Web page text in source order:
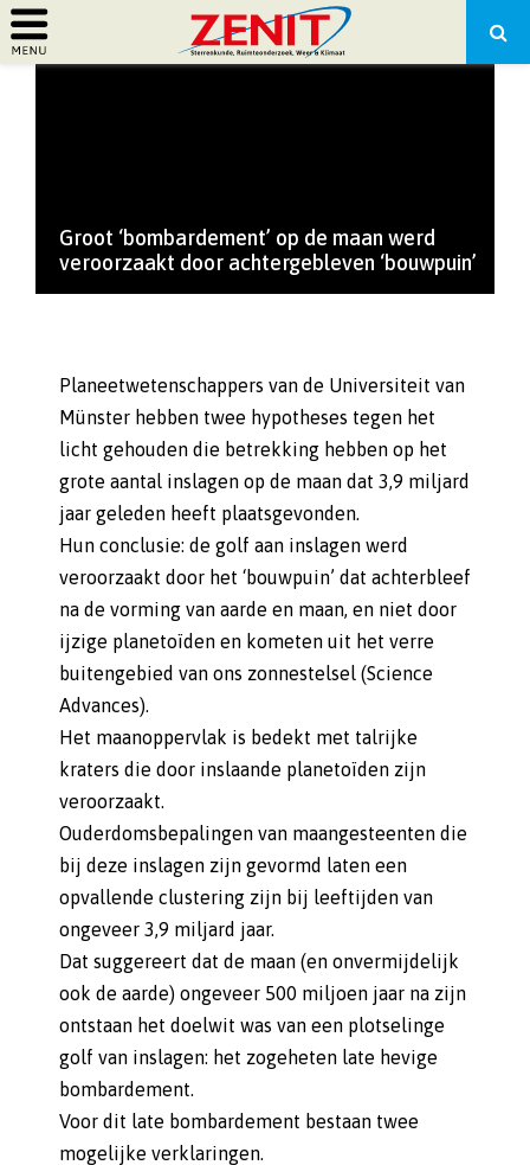
PRIMARY
Groot ‘bombardement’ op de maan werd
veroorzaakt door achtergebleven ‘bouwpuin’
Planeetwetenschappers van de Universiteit van
Münster hebben twee hypotheses tegen het
licht gehouden die betrekking hebben op het
grote aantal inslagen op de maan dat 3,9 miljard
jaar geleden heeft plaatsgevonden.
Hun conclusie: de golf aan inslagen werd
veroorzaakt door het ‘bouwpuin’ dat achterbleef
na de vorming van aarde en maan, en niet door
ijzige planetoïden en kometen uit het verre
buitengebied van ons zonnestelsel (Science
Advances).
Het maanoppervlak is bedekt met talrijke
kraters die door inslaande planetoïden zijn
veroorzaakt.
Ouderdomsbepalingen van maangesteenten die
bij deze inslagen zijn gevormd laten een
opvallende clustering zijn bij leeftijden van
ongeveer 3,9 miljard jaar.
Dat suggereert dat de maan (en onvermijdelijk
ook de aarde) ongeveer 500 miljoen jaar na zijn
ontstaan het doelwit was van een plotselinge
golf van inslagen: het zogeheten late hevige
bombardement.
Voor dit late bombardement bestaan twee
mogelijke verklaringen.